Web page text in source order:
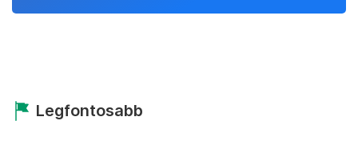
Legfontosabb